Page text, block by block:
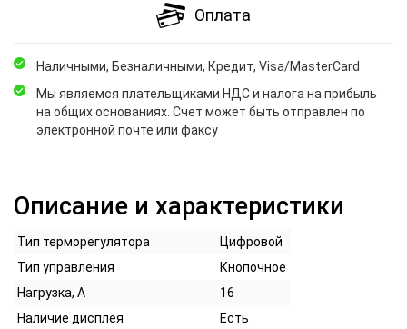
Оплата
Наличными, Безналичными, Кредит, Visa/MasterCard
Мы являемся плательщиками НДС и налога на прибыль
на общих основаниях. Счет может быть отправлен по
электронной почте или факсу
Описание и характеристики
Тип терморегулятора
Цифровой
Тип управления
Кнопочное
Нагрузка, А
16
Наличие дисплея
Есть